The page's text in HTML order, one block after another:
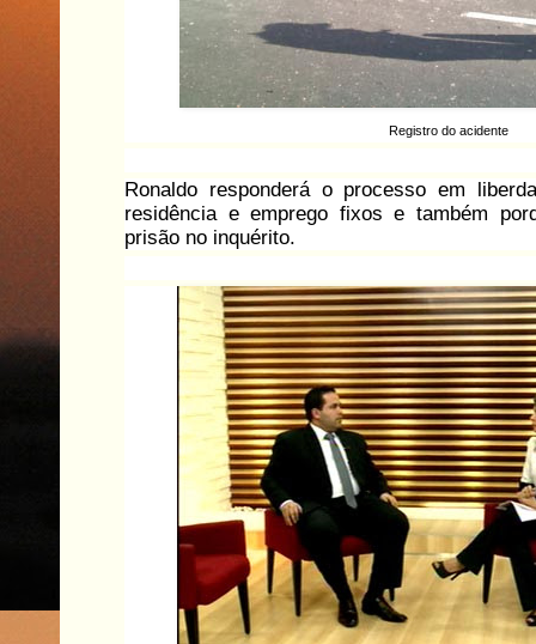
Registro do acidente
Ronaldo responderá o processo em
residência e emprego fixos e também
prisão no inquérito.